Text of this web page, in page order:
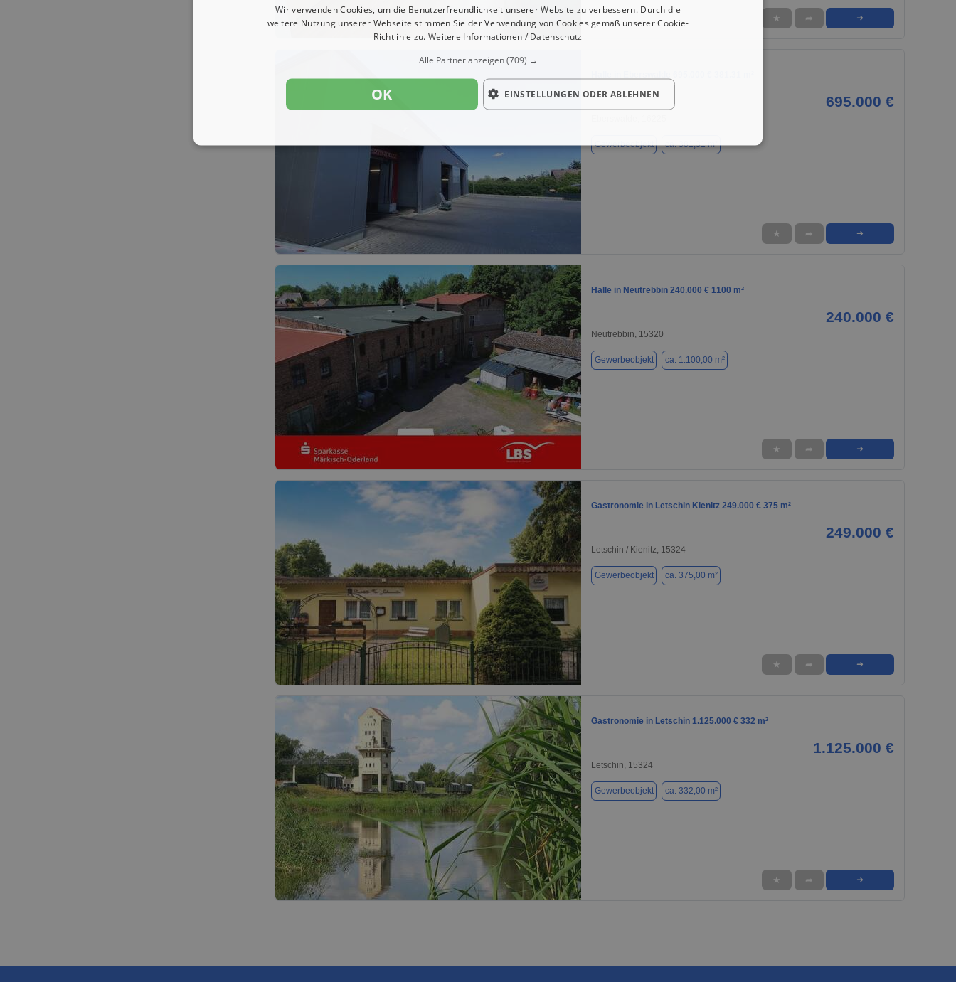
1 / 1
★ ➦ ➜
695.000 €
Gewerbeobjekt ca. 381,31 m²
★ ➦ ➜
Halle in Neutrebbin 240.000 € 1100 m²
240.000 €
Neutrebbin, 15320
Gewerbeobjekt ca. 1.100,00 m²
★ ➦ ➜
1 / 1
Gastronomie in Letschin Kienitz 249.000 € 375 m²
249.000 €
Letschin / Kienitz, 15324
Gewerbeobjekt ca. 375,00 m²
★ ➦ ➜
1 / 1
Gastronomie in Letschin 1.125.000 € 332 m²
1.125.000 €
Letschin, 15324
Gewerbeobjekt ca. 332,00 m²
★ ➦ ➜
Wir verwenden Cookies, um die Benutzerfreundlichkeit unserer Website zu verbessern. Durch die
weitere Nutzung unserer Webseite stimmen Sie der Verwendung von Cookies gemäß unserer Cookie-
Richtlinie zu. Weitere Informationen / Datenschutz
Alle Partner anzeigen(709) →
OK EINSTELLUNGEN ODER ABLEHNEN